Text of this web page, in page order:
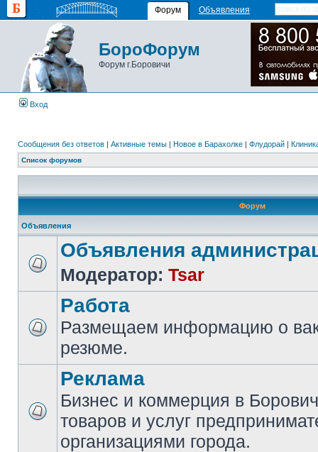
Форум Объявления
БороФорум
Форум г.Боровичи
Вход
Сообщения без ответов | Активные темы | Новое в Барахолке | Флудорай |
Список форумов
Форум
Объявления
Объявления
Модератор: Tsar
Работа
Размещаем информацию о
резюме.
Реклама
Бизнес и коммерция в
товаров и услуг
организациями города.